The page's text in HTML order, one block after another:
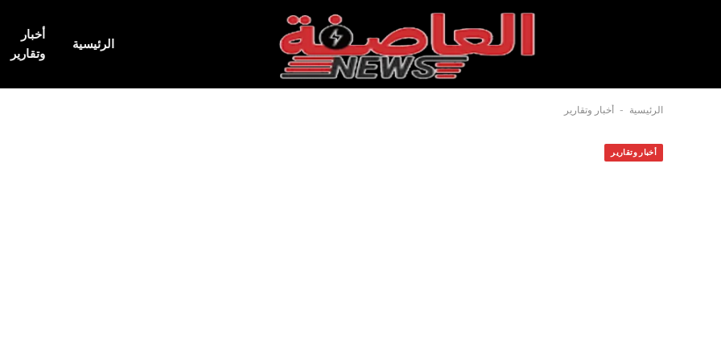
الرئيسية
أخبار
وتقارير
الرئيسية - أخبار وتقارير
أخبار وتقارير